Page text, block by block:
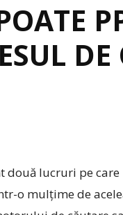
două lucruri pe
o mulțime de